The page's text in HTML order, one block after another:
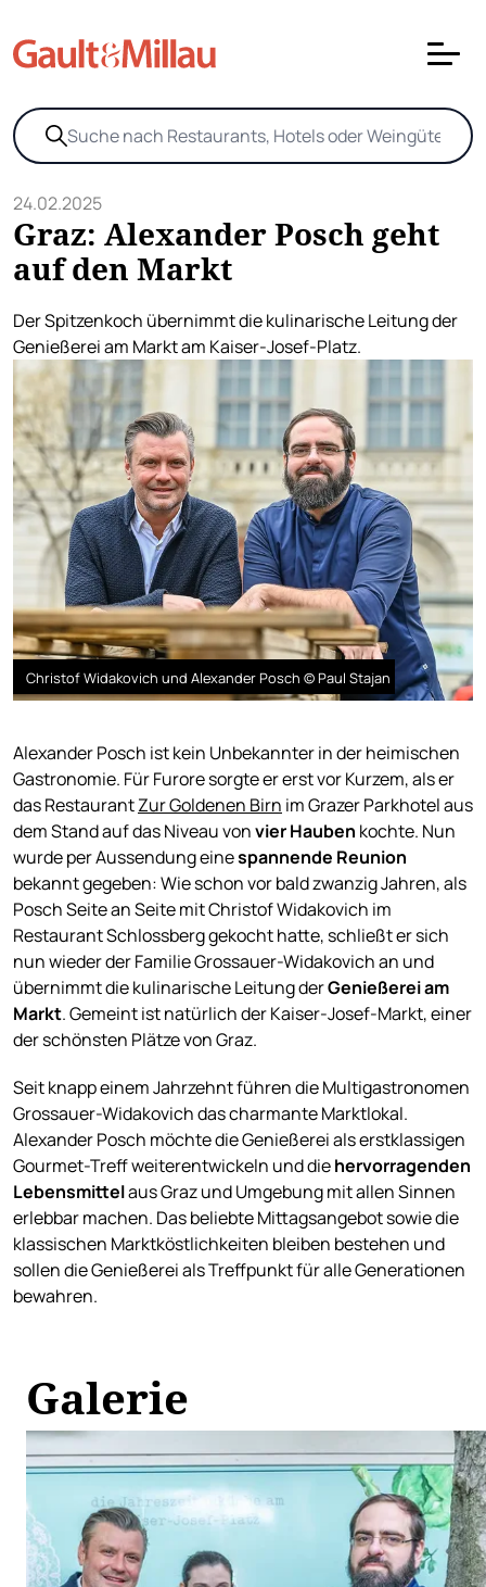
24.02.2025
Graz: Alexander Posch geht
auf den Markt
Der Spitzenkoch übernimmt die kulinarische Leitung der
Genießerei am Markt am Kaiser-Josef-Platz.
Christof Widakovich und Alexander Posch © Paul Stajan
Alexander Posch ist kein Unbekannter in der heimischen
Gastronomie. Für Furore sorgte er erst vor Kurzem, als er
das RestaurantZur Goldenen Birn im Grazer Parkhotel aus
dem Stand auf das Niveau vonvier Hauben kochte. Nun
wurde per Aussendung einespannende Reunion
bekannt gegeben: Wie schon vor bald zwanzig Jahren, als
Posch Seite an Seite mit Christof Widakovich im
Restaurant Schlossberg gekocht hatte, schließt er sich
nun wieder der Familie Grossauer-Widakovich an und
übernimmt die kulinarische Leitung derGenießerei am
Markt. Gemeint ist natürlich der Kaiser-Josef-Markt, einer
der schönsten Plätze von Graz.
Seit knapp einem Jahrzehnt führen die Multigastronomen
Grossauer-Widakovich das charmante Marktlokal.
Alexander Posch möchte die Genießerei als erstklassigen
Gourmet-Treff weiterentwickeln und diehervorragenden
Lebensmittelaus Graz und Umgebung mit allen Sinnen
erlebbar machen. Das beliebte Mittagsangebot sowie die
klassischen Marktköstlichkeiten bleiben bestehen und
sollen die Genießerei als Treffpunkt für alle Generationen
bewahren.
Galerie